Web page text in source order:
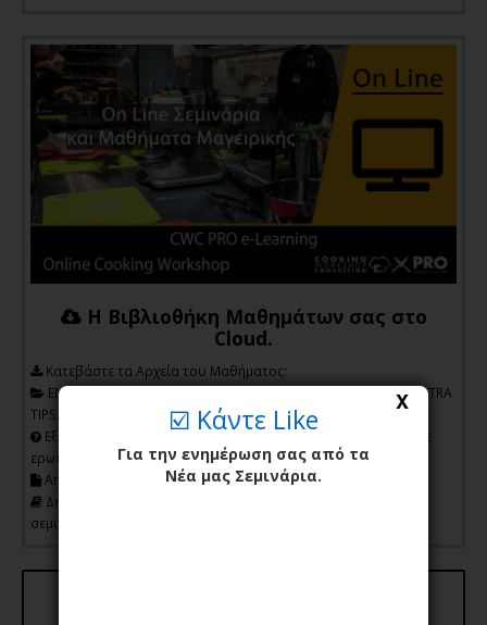
Η Βιβλιοθήκη Μαθημάτων σας στο
Cloud.
Kατεβάστε τα Αρχεία του Μαθήματος:
ΕΝΤΥΠΕΣ ΣΥΝΤΑΓΕΣ, NUTRITION FACTS, FOOD COST TOOL, EXTRA
TIPS.
Εξασκηθείτε στην κατανόηση του μαθήματος απαντώντας σε
ερωτήσεις.
Αποκτήστε την ονομαστική Βεβαίωση Παρακολούθησης.
Δημιουργήστε την δική σας βιβλιοθήκη στο
σεμινάρια, συνταγές και επαγγελματικά βοηθήματα!
X
☑️ Κάντε Like
Για την ενημέρωση σας από τα
Νέα μας Σεμινάρια.